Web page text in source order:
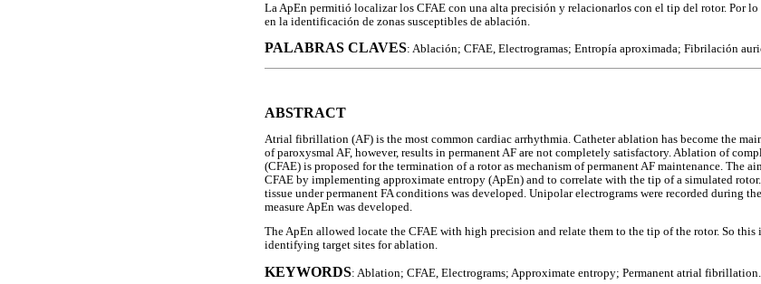
La ApEn permitió localizar los CFAE con una alta precisión y relacionarlos con el tip del rotor. Por
en la identificación de zonas susceptibles de ablación.
PALABRAS CLAVES: Ablación; CFAE, Electrogramas; Entropía aproximada; Fibrilación
ABSTRACT
Atrial fibrillation (AF) is the most common cardiac arrhythmia. Catheter ablation has become the
of paroxysmal AF, however, results in permanent AF are not completely satisfactory. Ablation of
(CFAE) is proposed for the termination of a rotor as mechanism of permanent AF maintenance. The
CFAE by implementing approximate entropy (ApEn) and to correlate with the tip of a simulated
tissue under permanent FA conditions was developed. Unipolar electrograms were recorded during
measure ApEn was developed.
The ApEn allowed locate the CFAE with high precision and relate them to the tip of the rotor. So
identifying target sites for ablation.
KEYWORDS: Ablation; CFAE, Electrograms; Approximate entropy; Permanent atrial fibrillation.